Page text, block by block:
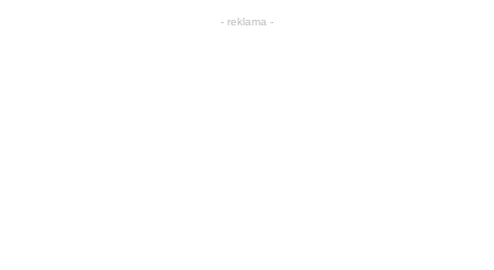
- reklama -